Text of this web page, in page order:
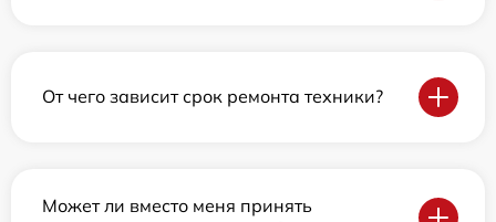
От чего зависит срок ремонта техники?
Может ли вместо меня принять